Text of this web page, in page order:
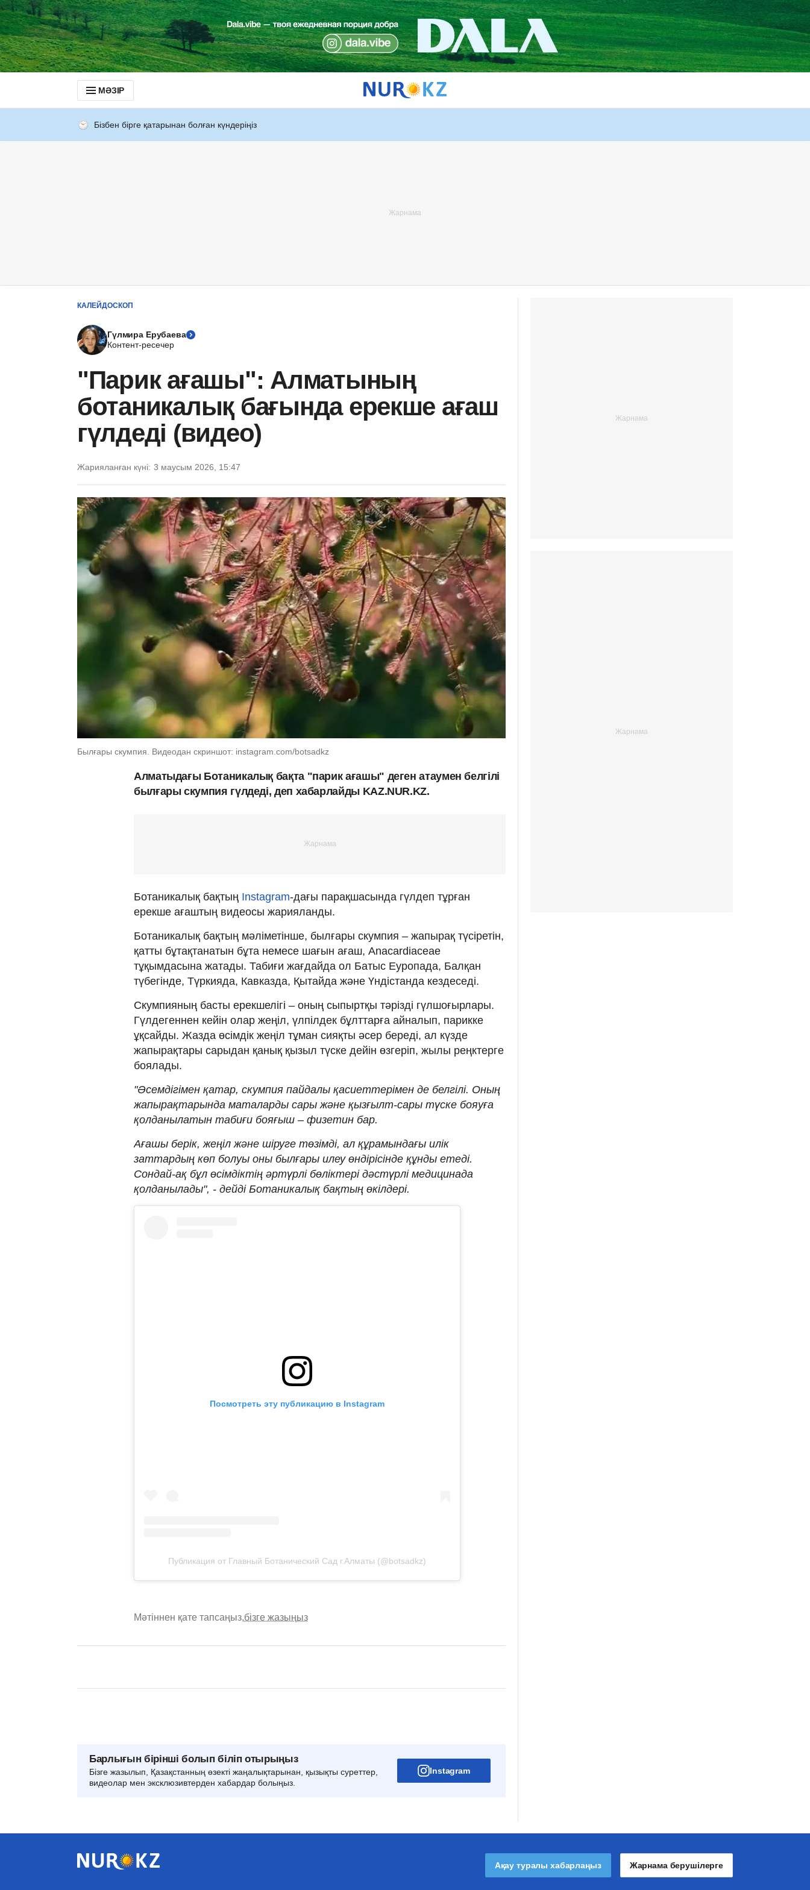
МӘЗІР
Бізбен бірге қатарынан болған күндеріңіз
КАЛЕЙДОСКОП
Гүлмира Ерубаева
Контент-ресечер
"Парик ағашы": Алматының
ботаникалық бағында ерекше ағаш
гүлдеді (видео)
Жарияланған күні: 3 маусым 2026, 15:47
Былғары скумпия. Видеодан скриншот: instagram.com/botsadkz
Алматыдағы Ботаникалық бақта "парик ағашы" деген атаумен белгілі
былғары скумпия гүлдеді, деп хабарлайды KAZ.NUR.KZ.
Ботаникалық бақтың Instagram-дағы парақшасында гүлдеп тұрған
ерекше ағаштың видеосы жарияланды.
Ботаникалық бақтың мәліметінше, былғары скумпия – жапырақ түсіретін,
қатты бұтақтанатын бұта немесе шағын ағаш, Anacardiaceae
тұқымдасына жатады. Табиғи жағдайда ол Батыс Еуропада, Балқан
түбегінде, Түркияда, Кавказда, Қытайда және Үндістанда кездеседі.
Скумпияның басты ерекшелігі – оның сыпыртқы тәрізді гүлшоғырлары.
Гүлдегеннен кейін олар жеңіл, үлпілдек бұлттарға айналып, парикке
ұқсайды. Жазда өсімдік жеңіл тұман сияқты әсер береді, ал күзде
жапырақтары сарыдан қанық қызыл түске дейін өзгеріп, жылы реңктерге
боялады.
"Әсемдігімен қатар, скумпия пайдалы қасиеттерімен де белгілі. Оның
жапырақтарында маталарды сары және қызғылт-сары түске бояуға
қолданылатын табиғи бояғыш – физетин бар.
Ағашы берік, жеңіл және шіруге төзімді, ал құрамындағы илік
заттардың көп болуы оны былғары илеу өндірісінде құнды етеді.
Сондай-ақ бұл өсімдіктің әртүрлі бөліктері дәстүрлі медицинада
қолданылады", - дейді Ботаникалық бақтың өкілдері.
Посмотреть эту публикацию в Instagram
Публикация от Главный Ботанический Сад г.Алматы (@botsadkz)
Мәтіннен қате тапсаңыз,бізге жазыңыз
Барлығын бірінші болып біліп отырыңыз
Бізге жазылып, Қазақстанның өзекті жаңалықтарынан, қызықты суреттер,
видеолар мен эксклюзивтерден хабардар болыңыз.
Instagram
Ақау туралы хабарлаңыз Жарнама берушілерге